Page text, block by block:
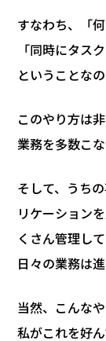
すなわち、「
「同時にタス
ということなの
このやり方は
業務を多数こ
そして、うち
リケーション
くさん管理し
日々の業務は進
当然、こんな
私がこれを好